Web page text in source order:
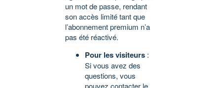
un mot de passe, rendant
son accès limité tant que
l’abonnement premium n’a
pas été réactivé.
Pour les visiteurs :
Si vous avez des
questions, vous
pouvez contacter le